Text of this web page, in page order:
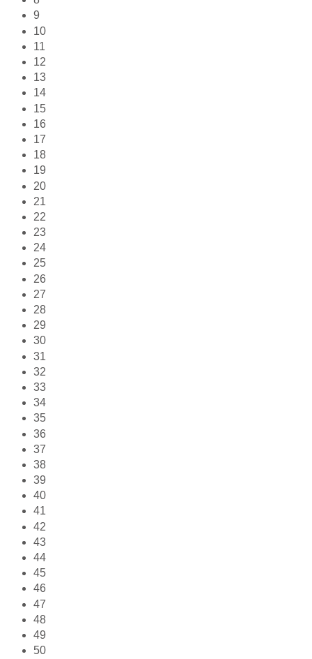
9
10
11
12
13
14
15
16
17
18
19
20
21
22
23
24
25
26
27
28
29
30
31
32
33
34
35
36
37
38
39
40
41
42
43
44
45
46
47
48
49
50